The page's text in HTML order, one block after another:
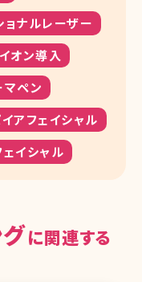
ョナルレーザー
イオン導入
マペン
アフェイシャル
イシャル
に関連する